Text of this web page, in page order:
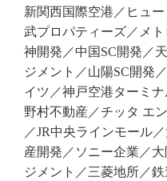
新関西国際空港／ヒュ
武プロパティーズ／メ
神開発／中国SC開発／
ジメント／山陽SC開発
イツ／神戸空港ターミ
野村不動産／チッタ エ
／JR中央ラインモール
産開発／ソニー企業／
ジメント／三菱地所／